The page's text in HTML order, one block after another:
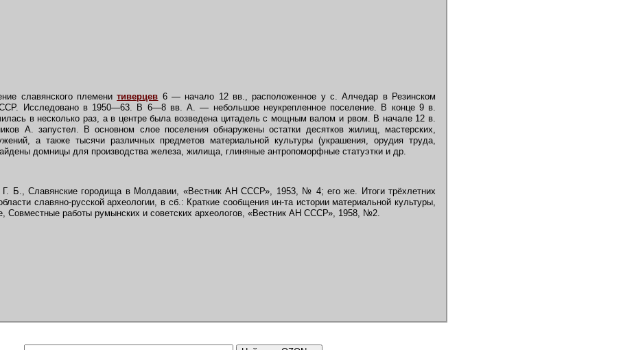
славянского племенитиверцев 6 — начало 12 вв., расположенное у с. Алчедар в Резинском
Исследовано в 1950—63. В 6—8 вв. А. — небольшое неукрепленное поселение. В конце 9 в.
в несколько раз, а в центре была возведена цитадель с мощным валом и рвом. В начале 12 в.
А. запустел. В основном слое поселения обнаружены остатки десятков жилищ, мастерских,
а также тысячи различных предметов материальной культуры (украшения, орудия труда,
домницы для производства железа, жилища, глиняные антропоморфные статуэтки и др.
Г. Б., Славянские городища в Молдавии, «Вестник АН СССР», 1953, № 4; его же. Итоги трёхлетних
славяно-русской археологии, в сб.: Краткие сообщения ин-та истории материальной культуры,
Совместные работы румынских и советских археологов, «Вестник АН СССР», 1958, №2.